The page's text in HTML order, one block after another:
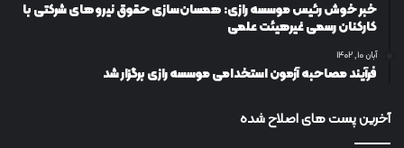
خبر خوش رئیس موسسه رازی: همسان‌سازی حقوق نیروهای شرکتی با
کارکنان رسمی غیرهیئت علمی
آبان ۱۰, ۱۴۰۲
فرآیند مصاحبه آزمون استخدامی موسسه رازی برگزار شد
آخرین پست های اصلاح شده